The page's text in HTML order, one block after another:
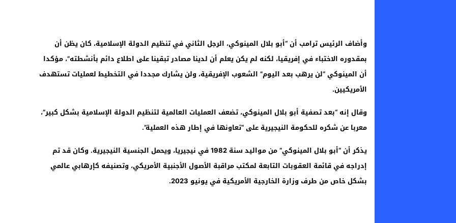
وأضاف الرئيس ترامب أن “أبو بلال المينوكي، الرجل الثاني في تنظيم الدولة الإسلامية، كان يظن أن
بمقدوره الاختباء في إفريقيا، لكنه لم يكن يعلم أن لدينا مصادر تبقينا على اطلاع دائم بأنشطته”، مؤكدا
أن المينوكي “لن يرهب بعد اليوم” الشعوب الإفريقية، ولن يشارك مجددا في التخطيط لعمليات تستهدف
الأمريكيين.
وقال إنه “بعد تصفية أبو بلال المينوكي، تضعف العمليات العالمية لتنظيم الدولة الإسلامية بشكل كبير”،
معربا عن شكره للحكومة النيجيرية على “تعاونها في إطار هذه العملية”.
يذكر أن “أبو بلال المينوكي” من مواليد سنة 1982 في نيجيريا، ويحمل الجنسية النيجيرية. وكان قد تم
إدراجه في قائمة العقوبات التابعة لمكتب مراقبة الأصول الأجنبية الأمريكي، وتصنيفه كإرهابي عالمي
بشكل خاص من طرف وزارة الخارجية الأمريكية في يونيو 2023.